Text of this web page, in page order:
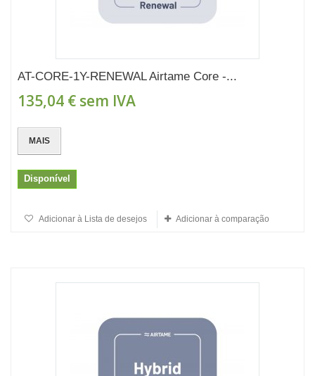
AT-CORE-1Y-RENEWAL Airtame Core -...
135,04 € sem IVA
MAIS
Disponível
Adicionar à Lista de desejos Adicionar à comparação